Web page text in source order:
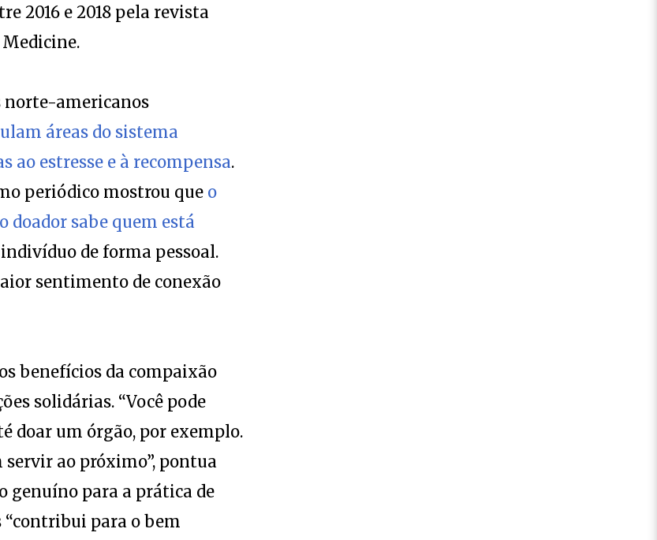
2016 e 2018 pela revista
norte-americanos
áreas do sistema
ao estresse e à recompensa.
periódico mostrou que o
doador sabe quem está
de forma pessoal.
sentimento de conexão
benefícios da compaixão
solidárias. “Você pode
doar um órgão, por exemplo.
ao próximo”, pontua
genuíno para a prática de
para o bem